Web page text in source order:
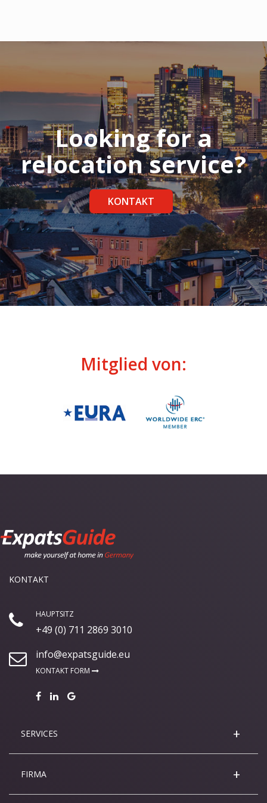
Looking for a
relocation service?
KONTAKT >
Mitglied von:
KONTAKT
HAUPTSITZ
+49 (0) 711 2869 3010
info@expatsguide.eu
KONTAKT FORM
SERVICES
FIRMA